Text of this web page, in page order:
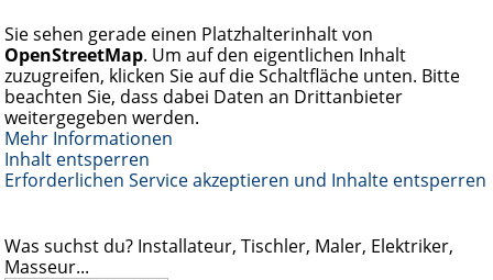
Sie sehen gerade einen Platzhalterinhalt von
OpenStreetMap. Um auf den eigentlichen Inhalt
zuzugreifen, klicken Sie auf die Schaltfläche unten. Bitte
beachten Sie, dass dabei Daten an Drittanbieter
weitergegeben werden.
Mehr Informationen
Inhalt entsperren
Erforderlichen Service akzeptieren und Inhalte entsperren
Was suchst du? Installateur, Tischler, Maler, Elektriker,
Masseur...